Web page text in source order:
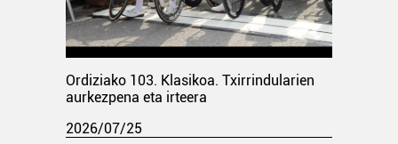
Ordiziako 103. Klasikoa. Txirrindularien
aurkezpena eta irteera
2026/07/25